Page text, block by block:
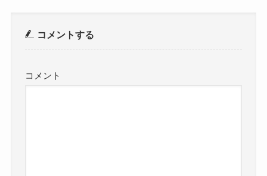
コメントする
コメント